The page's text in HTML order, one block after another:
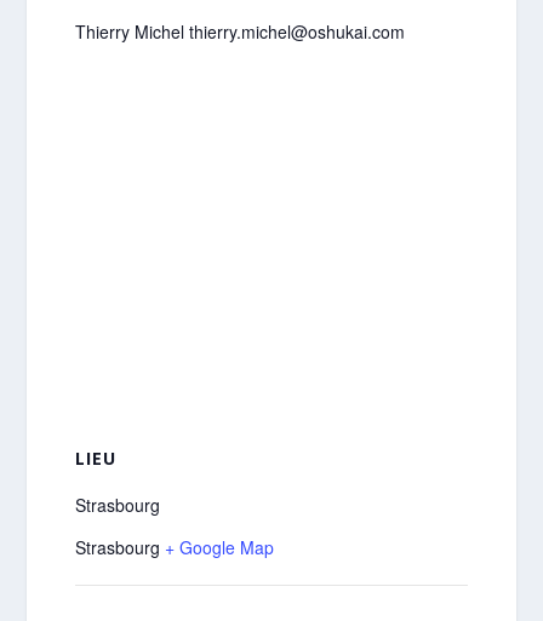
Thierry Michel thierry.michel@oshukai.com
LIEU
Strasbourg
Strasbourg + Google Map